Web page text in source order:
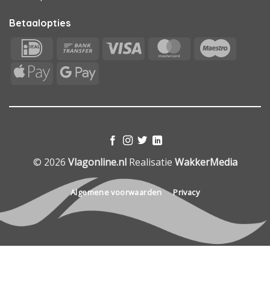
Betaalopties
IDeal
Bank
Visa MasterCard
Apple
Google
© 2026 Vlagonline.nlRealisatie WakkerMedia
Algemene voorwaarden Privacy